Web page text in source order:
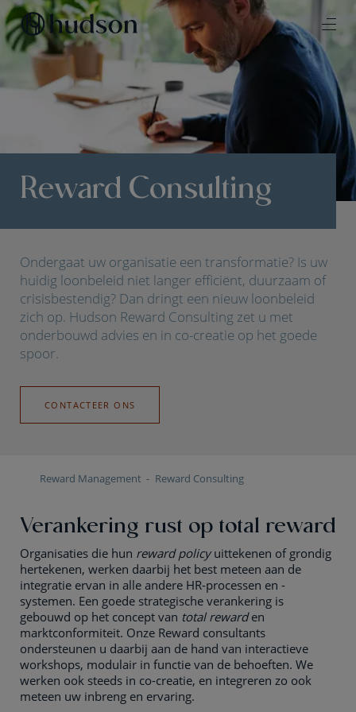
Reward Consulting
Reward Management Reward Consulting
Ondergaat uw organisatie een transformatie? Is uw
huidig loonbeleid niet langer efficiënt, duurzaam of
crisisbestendig? Dan dringt een nieuw loonbeleid
zich op. Hudson Reward Consulting zet u met
onderbouwd advies en in co-creatie op het goede
spoor.
CONTACTEER ONS
Verankering rust op total reward
Organisaties die hun reward policyuittekenen of grondig
hertekenen, werken daarbij het best meteen aan de
integratie ervan in alle andere HR-processen en -
systemen. Een goede strategische verankering is
gebouwd op het concept van total rewarden
marktconformiteit. Onze Reward consultants
ondersteunen u daarbij aan de hand van interactieve
workshops, modulair in functie van de behoeften. We
werken ook steeds in co-creatie, en integreren zo ook
meteen uw inbreng en ervaring.